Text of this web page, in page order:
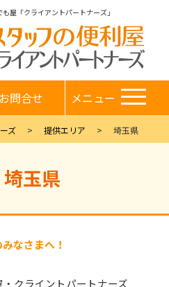
屋「クライアントパートナーズ」
お問合せ メニュー
ズ 提供エリア 埼玉県
埼玉県
なさまへ！
クライントパートナーズ